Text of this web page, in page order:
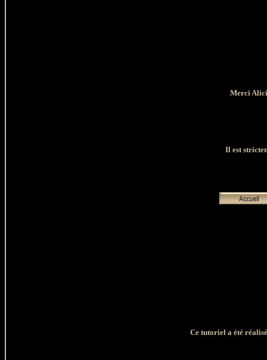
Merci
Il est
Ce tutoriel a été